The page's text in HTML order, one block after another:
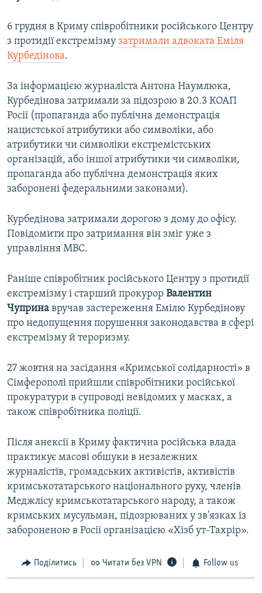
6 грудня в Криму співробітники російського Центру
з протидії екстремізму затримали адвоката Еміля
Курбедінова.
За інформацією журналіста Антона Наумлюка,
Курбедінова затримали за підозрою в 20.3 КОАП
Росії (пропаганда або публічна демонстрація
нацистської атрибутики або символіки, або
атрибутики чи символіки екстремістських
організацій, або іншої атрибутики чи символіки,
пропаганда або публічна демонстрація яких
заборонені федеральними законами).
Курбедінова затримали дорогою з дому до офісу.
Повідомити про затримання він зміг уже з
управління МВС.
Раніше співробітник російського Центру з протидії
екстремізму і старший прокурор Валентин
Чуприна вручав застереження Емілю Курбедінову
про недопущення порушення законодавства в сфері
екстремізму й тероризму.
27 жовтня на засідання «Кримської солідарності» в
Сімферополі прийшли співробітники російської
прокуратури в супроводі невідомих у масках, а
також співробітника поліції.
Після анексії в Криму фактична російська влада
практикує масові обшуки в незалежних
журналістів, громадських активістів, активістів
кримськотатарського національного руху, членів
Меджлісу кримськотатарського народу, а також
кримських мусульман, підозрюваних у зв'язках із
забороненою в Росії організацією «Хізб ут-Тахрір».
Поділитись Читати без VPN Follow us